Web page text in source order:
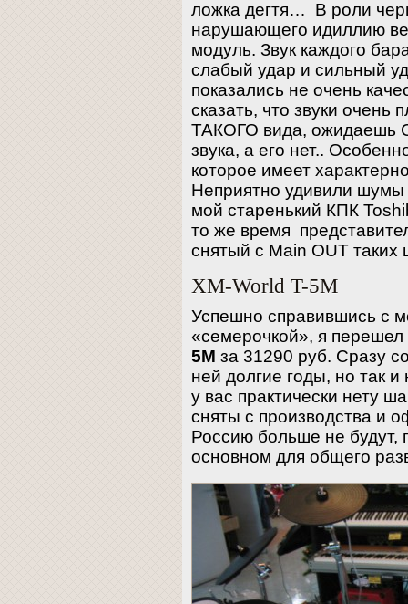
ложка дегтя… В роли
нарушающего идиллию
модуль. Звук каждого
слабый удар и сильный
показались не очень
сказать, что звуки очень
ТАКОГО вида,
звука, а его нет..
которое имеет
Неприятно удивили
мой старенький КПК
то же время
снятый с Main OUT
XM-World T-5M
Успешно справившись с
«семерочкой», я
5M за 31290 руб. Сразу
ней долгие годы, но так и
у вас практически нету
сняты с производства и
Россию больше не будут,
основном для общего